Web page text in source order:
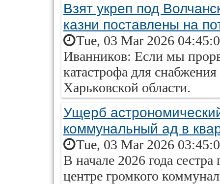
Взят укреп под
казни поставлены на
Tue, 03 Mar 2026
Иванников: Если мы
катастрофа для
Харьковской области.
Ущерб
коммунальный ад в
Tue, 03 Mar 2026
В начале 2026 года
центре громкого